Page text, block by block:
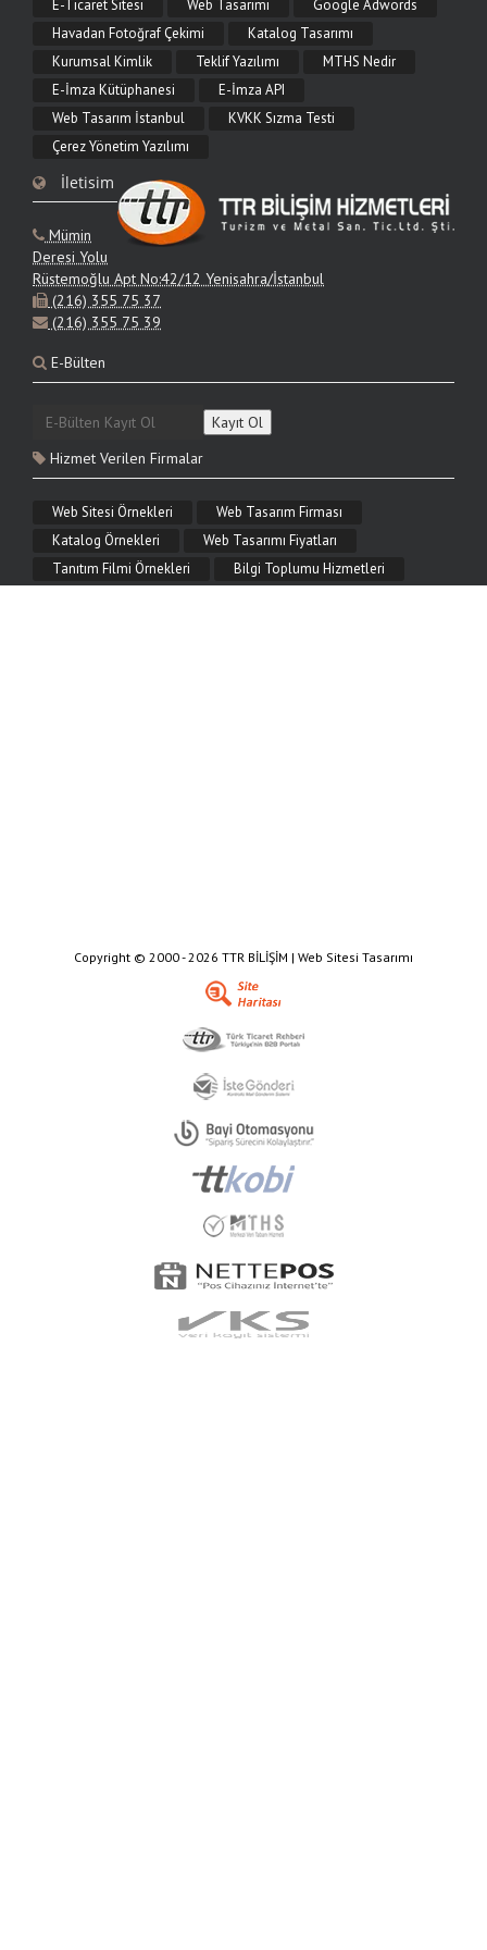
deneyimi, mobil uyum ve SEO açısından web tasarımının tüm aşamalarını TTR
Web Tasarım Fiyatları 2026
2026 web tasarım fiyatları proje türüne göre nasıl değişir? Kurumsal site, e-
ticaret ve özel yazılım maliyet mantığı, fiyatı etkileyen kapsamlar ve teklif alma
adımları.
9.06.2026
Kurumsal web sitesi tasarımı nedir, hangi özellikleri içermelidir? Marka itibarı,
yönetim paneli, mobil uyum ve SEO odaklı kurumsal site çözümleri TTR Bilişim'de.
9.06.2026
Mobil uyumlu (responsive) web tasarım nedir, neden önemlidir? Telefon ve tablette
kusursuz görünen, hızlı ve SEO dostu mobil web tasarım çözümleri TTR Bilişim'de.
E-Ticaret Sitesi
Web Tasarımı
Google Adwords
Havadan Fotoğraf Çekimi
Katalog Tasarımı
Kurumsal Kimlik
Teklif Yazılımı
MTHS Nedir
E-İmza Kütüphanesi
E-İmza API
Web Tasarım İstanbul
KVKK Sızma Testi
Çerez Yönetim Yazılımı
İletisim
Mümin
Deresi Yolu
Rüstemoğlu Apt No:42/12 Yenisahra/İstanbul
(216) 355 75 37
(216) 355 75 39
E-Bülten
Hizmet Verilen Firmalar
Web Sitesi Örnekleri
Web Tasarım Firması
Katalog Örnekleri
Web Tasarımı Fiyatları
Tanıtım Filmi Örnekleri
Bilgi Toplumu Hizmetleri
Copyright © 2000 - 2026 TTR BİLİŞİM | Web Sitesi Tasarımı